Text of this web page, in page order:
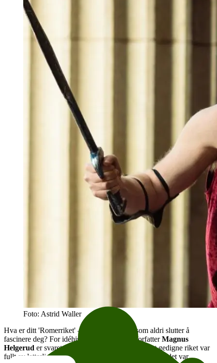
Foto: Astrid Waller
Hva er ditt 'Romerriket' – det smale temaet som aldri slutter å
fascinere deg? For idéhistoriker, spaltist og forfatterMagnus
Helgerud er svaret enkelt: Det er Romerriket. Det gedigne riket var
fullt av latterlige historier og karakterer, samtidig som det var